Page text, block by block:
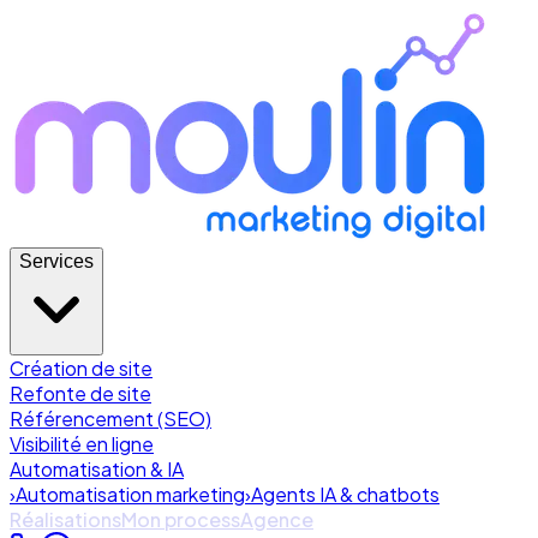
Services
Création de site
Refonte de site
Référencement (SEO)
Visibilité en ligne
Automatisation & IA
›Automatisation marketing›Agents IA & chatbots
RéalisationsMon processAgence